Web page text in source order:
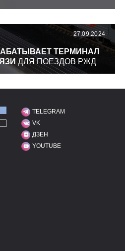
27.09.2024
ТЕРМИНАЛ
ДЛЯ ПОЕЗДОВ РЖД
МЫ В СОЦИАЛЬНЫХ
TELEGRAM
VK
ДЗЕН
YOUTUBE